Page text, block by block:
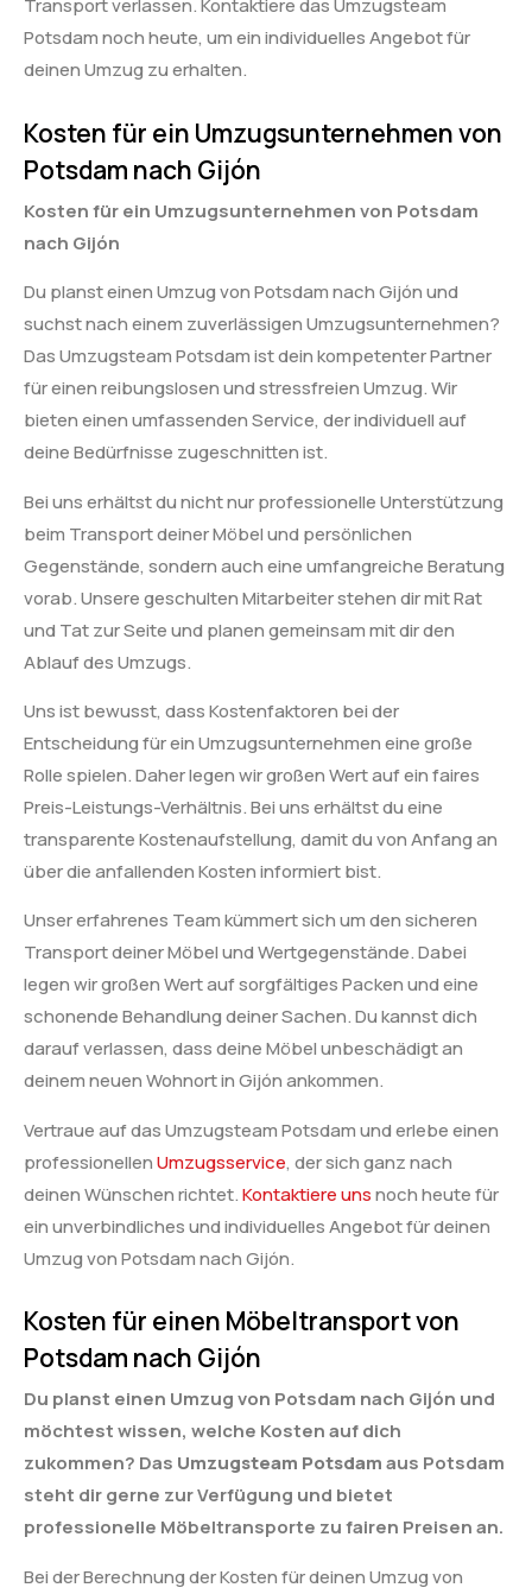
Transport verlassen. Kontaktiere das Umzugsteam
Potsdam noch heute, um ein individuelles Angebot für
deinen Umzug zu erhalten.
Kosten für ein Umzugsunternehmen von
Potsdam nach Gijón
Kosten für ein Umzugsunternehmen von Potsdam
nach Gijón
Du planst einen Umzug von Potsdam nach Gijón und
suchst nach einem zuverlässigen Umzugsunternehmen?
Das Umzugsteam Potsdam ist dein kompetenter Partner
für einen reibungslosen und stressfreien Umzug. Wir
bieten einen umfassenden Service, der individuell auf
deine Bedürfnisse zugeschnitten ist.
Bei uns erhältst du nicht nur professionelle Unterstützung
beim Transport deiner Möbel und persönlichen
Gegenstände, sondern auch eine umfangreiche Beratung
vorab. Unsere geschulten Mitarbeiter stehen dir mit Rat
und Tat zur Seite und planen gemeinsam mit dir den
Ablauf des Umzugs.
Uns ist bewusst, dass Kostenfaktoren bei der
Entscheidung für ein Umzugsunternehmen eine große
Rolle spielen. Daher legen wir großen Wert auf ein faires
Preis-Leistungs-Verhältnis. Bei uns erhältst du eine
transparente Kostenaufstellung, damit du von Anfang an
über die anfallenden Kosten informiert bist.
Unser erfahrenes Team kümmert sich um den sicheren
Transport deiner Möbel und Wertgegenstände. Dabei
legen wir großen Wert auf sorgfältiges Packen und eine
schonende Behandlung deiner Sachen. Du kannst dich
darauf verlassen, dass deine Möbel unbeschädigt an
deinem neuen Wohnort in Gijón ankommen.
Vertraue auf das Umzugsteam Potsdam und erlebe einen
professionellenUmzugsservice, der sich ganz nach
deinen Wünschen richtet.Kontaktiere unsnoch heute für
ein unverbindliches und individuelles Angebot für deinen
Umzug von Potsdam nach Gijón.
Kosten für einen Möbeltransport von
Potsdam nach Gijón
Du planst einen Umzug von Potsdam nach Gijón und
möchtest wissen, welche Kosten auf dich
zukommen? Das Umzugsteam Potsdamaus Potsdam
steht dir gerne zur Verfügung und bietet
professionelle Möbeltransporte zu fairen Preisen an.
Bei der Berechnung der Kosten für deinen Umzug von